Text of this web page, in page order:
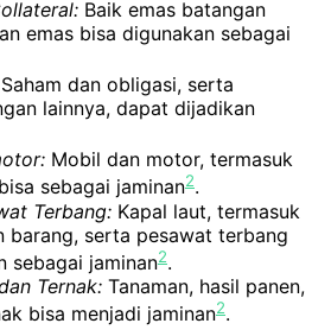
Baik emas batangan
emas bisa digunakan sebagai
Saham dan obligasi, serta
lainnya, dapat dijadikan
Mobil dan motor, termasuk
sebagai jaminan2.
Terbang: Kapal laut, termasuk
barang, serta pesawat terbang
sebagai jaminan2.
Ternak: Tanaman, hasil panen,
bisa menjadi jaminan2.